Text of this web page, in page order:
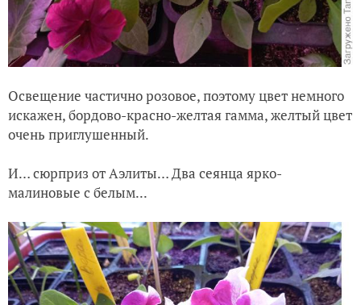
Освещение частично розовое, поэтому цвет немного
искажен, бордово-красно-желтая гамма, желтый цвет
очень приглушенный.
И… сюрприз от Аэлиты… Два сеянца ярко-
малиновые с белым...